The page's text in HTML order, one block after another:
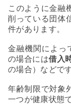
このように金融
削っている団体
件があります。
金融機関によっ
の場合には借入
の場合）などです
年齢制限で対象
一つが健康状態で